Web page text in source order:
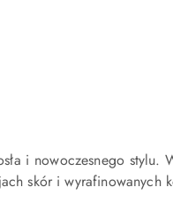
i nowoczesnego stylu.
skór i wyrafinowanych